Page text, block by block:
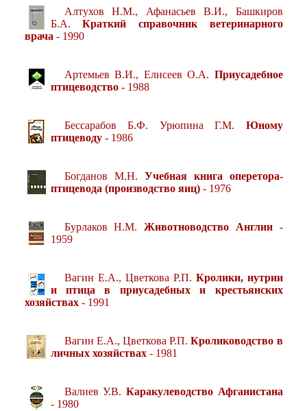
Алтухов Н.М., Афанасьев В.И., Башкиров
Б.А.Краткий справочник ветеринарного
врача - 1990
Артемьев В.И., Елисеев О.А. Приусадебное
птицеводство- 1988
Бессарабов Б.Ф. Урюпина Г.М. Юному
птицеводу- 1986
Богданов М.Н. Учебная книга оперетора-
птицевода (производство яиц)- 1976
Бурлаков Н.М. Животноводство Англии-
1959
Вагин Е.А., Цветкова Р.П. Кролики, нутрии
и птица в приусадебных и крестьянских
хозяйствах- 1991
Вагин Е.А., Цветкова Р.П.Кролиководство в
личных хозяйствах- 1981
Валиев У.В. Каракулеводство Афганистана
- 1980